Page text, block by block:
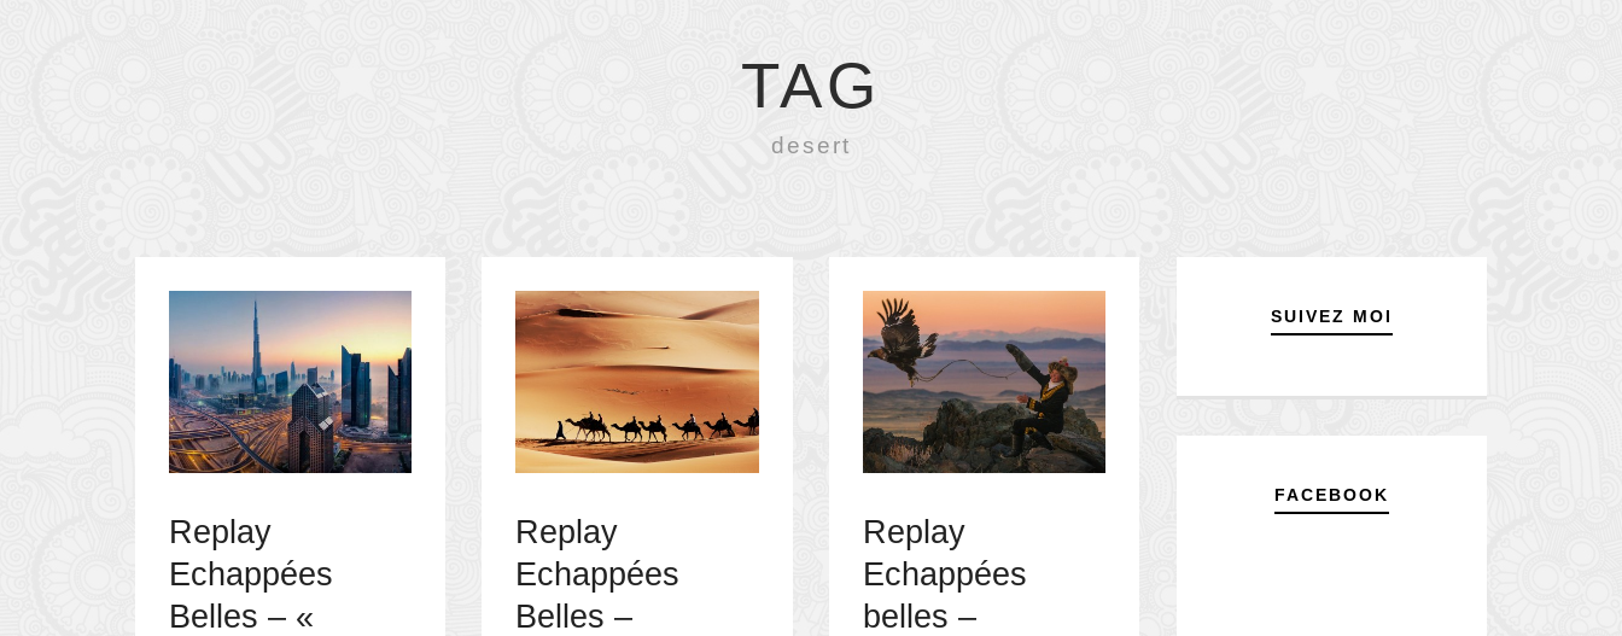
TAG
desert
Replay
Echappées
Belles – «
Replay
Echappées
Belles –
Replay
Echappées
belles –
SUIVEZ MOI
FACEBOOK